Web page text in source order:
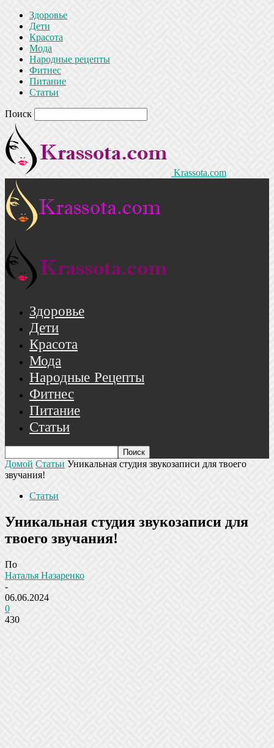
Здоровье
Дети
Красота
Мода
Народные рецепты
Фитнес
Питание
Статьи
Поиск
Krassota.com
Здоровье
Дети
Красота
Мода
Народные Рецепты
Фитнес
Питание
Статьи
Домой Статьи Уникальная студия звукозаписи для твоего
звучания!
Статьи
Уникальная студия звукозаписи для
твоего звучания!
По
Наталья Назаренко
-
06.06.2024
0
430